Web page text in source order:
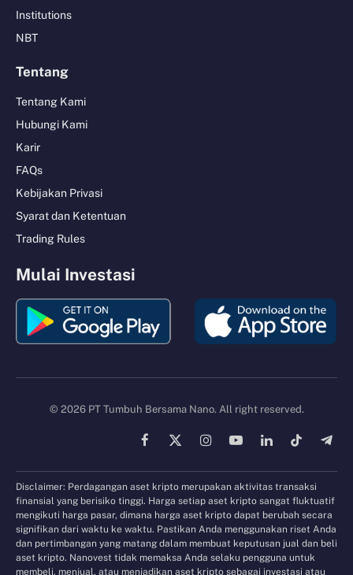
Institutions
NBT
Tentang
Tentang Kami
Hubungi Kami
Karir
FAQs
Kebijakan Privasi
Syarat dan Ketentuan
Trading Rules
Mulai Investasi
© 2026 PT Tumbuh Bersama Nano. All right reserved.
Facebook
X
InstagramYouTubeLinkedInTikTok
Disclaimer: Perdagangan aset kripto merupakan aktivitas transaksi
finansial yang berisiko tinggi. Harga setiap aset kripto sangat fluktuatif
mengikuti harga pasar, dimana harga aset kripto dapat berubah secara
signifikan dari waktu ke waktu. Pastikan Anda menggunakan riset Anda
dan pertimbangan yang matang dalam membuat keputusan jual dan beli
aset kripto. Nanovest tidak memaksa Anda selaku pengguna untuk
membeli, menjual, atau menjadikan aset kripto sebagai investasi atau